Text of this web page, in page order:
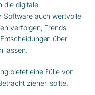
die digitale
Software auch wertvolle
verfolgen, Trends
über
lassen.
bietet eine Fülle von
ziehen sollte.